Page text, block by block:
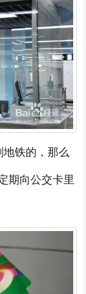
铁的，那么
期向公交卡里